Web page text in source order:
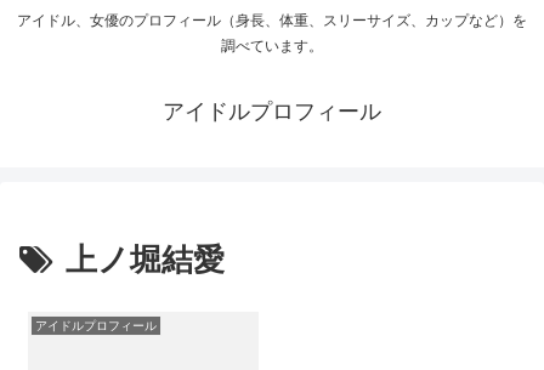
アイドル、女優のプロフィール（身長、体重、スリーサイズ、カップなど）を
調べています。
アイドルプロフィール
上ノ堀結愛
アイドルプロフィール